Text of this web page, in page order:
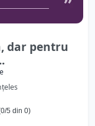
dar pentru
0/5 din 0)